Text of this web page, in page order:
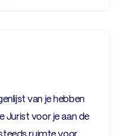
van je hebben
Jurist voor je aan de